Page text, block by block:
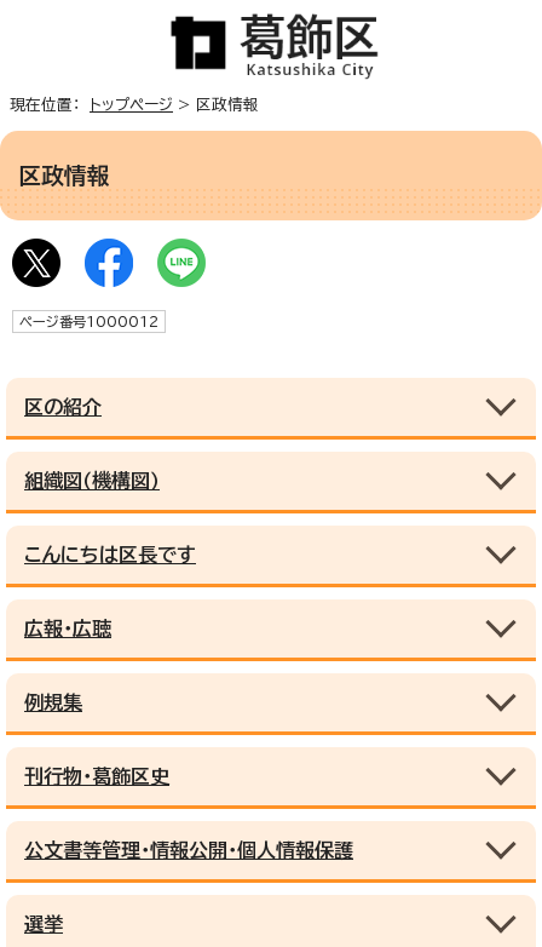
現在位置： トップページ > 区政情報
区政情報
ページ番号1000012
区の紹介
組織図（機構図）
こんにちは区長です
広報・広聴
例規集
刊行物・葛飾区史
公文書等管理・情報公開・個人情報保護
選挙